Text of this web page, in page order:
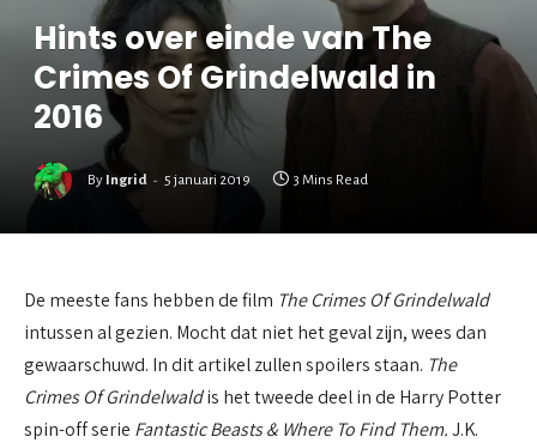
Hints over einde van The
Crimes Of Grindelwald in
2016
By Ingrid 5 januari 2019 3 Mins Read
De meeste fans hebben de film The Crimes Of Grindelwald
intussen al gezien. Mocht dat niet het geval zijn, wees dan
gewaarschuwd. In dit artikel zullen spoilers staan. The
Crimes Of Grindelwaldis het tweede deel in de Harry Potter
spin-off serie Fantastic Beasts & Where To Find Them.J.K.